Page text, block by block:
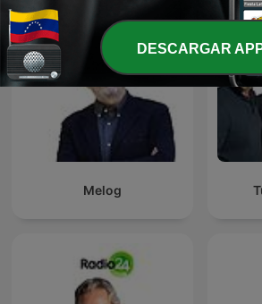
Melog
DESCARGAR